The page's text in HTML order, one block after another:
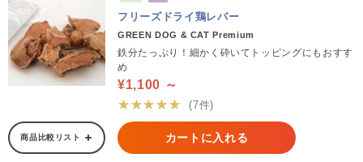
フリーズドライ鶏レバー
GREEN DOG & CAT Premium
鉄分たっぷり！細かく砕いてトッピングにもおすす
め
¥1,100 ～
★★★★★
(7件)
商品比較リスト カートに入れる